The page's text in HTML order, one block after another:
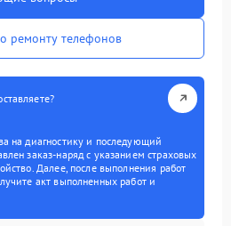
ремонту телефонов
на диагностику и последующий
заказ-наряд с указанием страховых
Далее, после выполнения работ
акт выполненных работ и